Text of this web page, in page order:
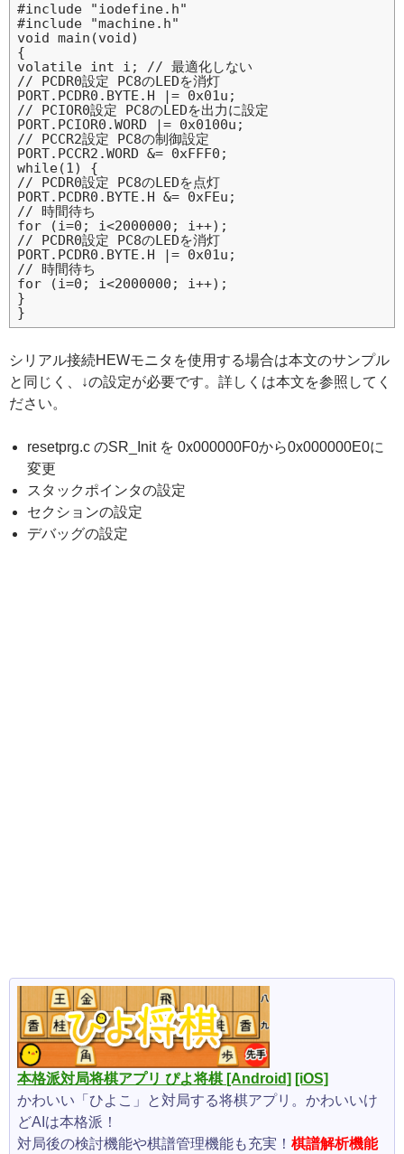
#include "iodefine.h"
#include "machine.h"
void main(void)
{
volatile int i;	// 最適化しない
// PCDR0設定 PC8のLEDを消灯
PORT.PCDR0.BYTE.H |= 0x01u;
// PCIOR0設定 PC8のLEDを出力に設定
PORT.PCIOR0.WORD |= 0x0100u;
// PCCR2設定 PC8の制御設定
PORT.PCCR2.WORD &= 0xFFF0;
while(1) {
// PCDR0設定 PC8のLEDを点灯
PORT.PCDR0.BYTE.H &= 0xFEu;
// 時間待ち
for (i=0; i<2000000; i++);
// PCDR0設定 PC8のLEDを消灯
PORT.PCDR0.BYTE.H |= 0x01u;
// 時間待ち
for (i=0; i<2000000; i++);
}
シリアル接続HEWモニタを使用する場合は本文のサンプル
と同じく、↓の設定が必要です。詳しくは本文を参照してく
ださい。
resetprg.c のSR_Init を 0x000000F0から0x000000E0に
変更
スタックポインタの設定
セクションの設定
デバッグの設定
本格派対局将棋アプリ ぴよ将棋 [Android] [iOS]
かわいい「ひよこ」と対局する将棋アプリ。かわいいけ
どAIは本格派！
対局後の検討機能や棋譜管理機能も充実！ 棋譜解析機能